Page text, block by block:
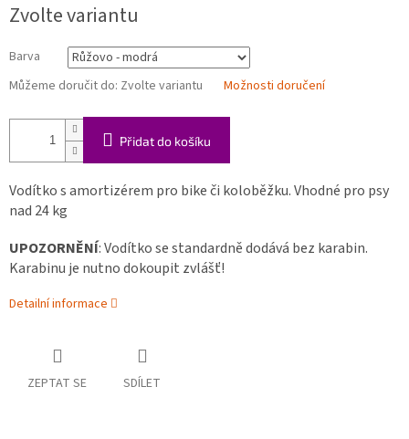
Zvolte variantu
Barva
Můžeme doručit do: Zvolte variantu Možnosti doručení
Přidat do košíku
Vodítko s amortizérem pro bike či koloběžku. Vhodné pro psy
nad 24 kg
UPOZORNĚNÍ: Vodítko se standardně dodává bez karabin.
Karabinu je nutno dokoupit zvlášť!
Detailní informace
ZEPTAT SE SDÍLET